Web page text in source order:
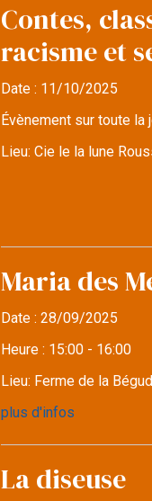
Contes,
racisme et
Date : 11/10/2025
Évènement sur toute la
Lieu:Cie le la lune
Maria des
Date :28/09/2025
Heure : 15:00 - 16:00
Lieu: Ferme de la
plus d'infos
La diseuse